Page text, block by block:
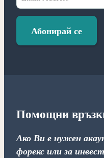
Address
Абонирай се
Помощни
Ако Ви е нужен
форекс или за